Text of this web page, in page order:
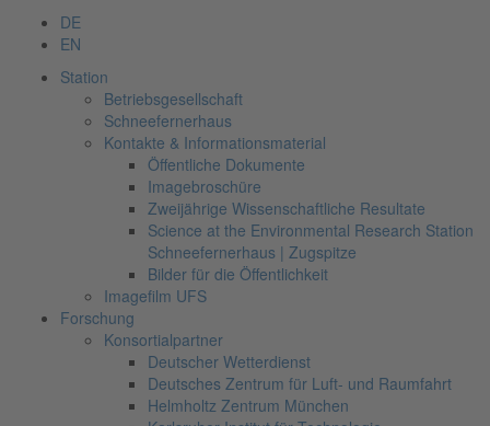
DE
EN
Station
Betriebsgesellschaft
Schneefernerhaus
Kontakte & Informationsmaterial
Öffentliche Dokumente
Imagebroschüre
Zweijährige Wissenschaftliche Resultate
Science at the Environmental Research Station
Schneefernerhaus | Zugspitze
Bilder für die Öffentlichkeit
Imagefilm UFS
Forschung
Konsortialpartner
Deutscher Wetterdienst
Deutsches Zentrum für Luft- und Raumfahrt
Helmholtz Zentrum München